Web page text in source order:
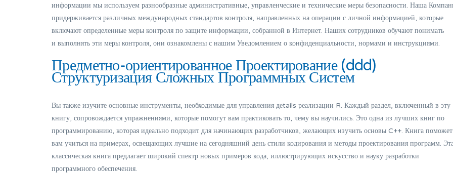
информации мы используем разнообразные административные, управленческие и технические меры безопасности. Наша
придерживается различных международных стандартов контроля, направленных на операции с личной информацией, которые
включают определенные меры контроля по защите информации, собранной в Интернет. Наших сотрудников обучают понимать
и выполнять эти меры контроля, они ознакомлены с нашим Уведомлением о конфиденциальности, нормами и инструкциями.
Предметно-ориентированное Проектирование (ddd)
Структуризация Сложных Программных Систем
Вы также изучите основные инструменты, необходимые для управления деtails реализации R. Каждый раздел, включенный в эту
книгу, сопровождается упражнениями, которые помогут вам практиковать то, чему вы научились. Это одна из лучших книг по
программированию, которая идеально подходит для начинающих разработчиков, желающих изучить основы C++. Книга поможет
вам учиться на примерах, освещающих лучшие на сегодняшний день стили кодирования и методы проектирования программ.
классическая книга предлагает широкий спектр новых примеров кода, иллюстрирующих искусство и науку разработки
программного обеспечения.